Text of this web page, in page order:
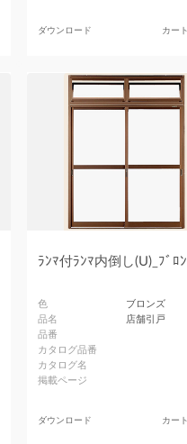
ダウンロード カー
ﾗﾝﾏ付ﾗﾝﾏ内倒し(U)_ﾌﾞﾛ
色
ブロンズ
品名
店舗引戸
品番
カタログ品番
カタログ名
掲載ページ
ダウンロード カー